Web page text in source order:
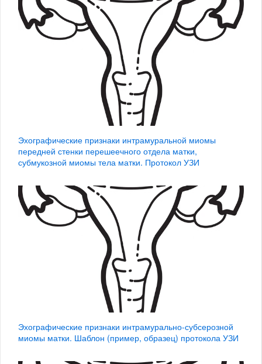
Эхографические признаки интрамуральной миомы
передней стенки перешеечного отдела матки,
субмукозной миомы тела матки. Протокол УЗИ
Эхографические признаки интрамурально-субсерозной
миомы матки. Шаблон (пример, образец) протокола УЗИ